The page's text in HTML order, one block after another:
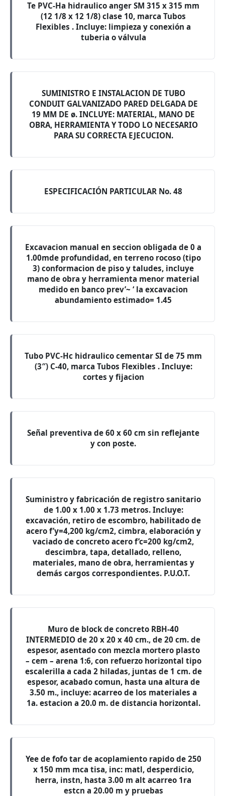
Te PVC-Ha hidraulico anger SM 315 x 315 mm
(12 1/8 x 12 1/8) clase 10, marca Tubos
Flexibles . Incluye: limpieza y conexión a
tuberia o válvula
SUMINISTRO E INSTALACION DE TUBO
CONDUIT GALVANIZADO PARED DELGADA DE
19 MM DE ø. INCLUYE: MATERIAL, MANO DE
OBRA, HERRAMIENTA Y TODO LO NECESARIO
PARA SU CORRECTA EJECUCION.
ESPECIFICACIÓN PARTICULAR No. 48
Excavacion manual en seccion obligada de 0 a
1.00mde profundidad, en terreno rocoso (tipo
3) conformacion de piso y taludes, incluye
mano de obra y herramienta menor material
medido en banco prev’~ ‘ la excavacion
abundamiento estimado= 1.45
Tubo PVC-Hc hidraulico cementar SI de 75 mm
(3″) C-40, marca Tubos Flexibles . Incluye:
cortes y fijacion
Señal preventiva de 60 x 60 cm sin reflejante
y con poste.
Suministro y fabricación de registro sanitario
de 1.00 x 1.00 x 1.73 metros. Incluye:
excavación, retiro de escombro, habilitado de
acero f’y=4,200 kg/cm2, cimbra, elaboración y
vaciado de concreto acero f’c=200 kg/cm2,
descimbra, tapa, detallado, relleno,
materiales, mano de obra, herramientas y
demás cargos correspondientes. P.U.O.T.
Muro de block de concreto RBH-40
INTERMEDIO de 20 x 20 x 40 cm., de 20 cm. de
espesor, asentado con mezcla mortero plasto
– cem – arena 1:6, con refuerzo horizontal tipo
escalerilla a cada 2 hiladas, juntas de 1 cm. de
espesor, acabado comun, hasta una altura de
3.50 m., incluye: acarreo de los materiales a
1a. estacion a 20.0 m. de distancia horizontal.
Yee de fofo tar de acoplamiento rapido de 250
x 150 mm mca tisa, inc: matl, desperdicio,
herra, instn, hasta 3.00 m alt acarreo 1ra
estcn a 20.00 m y pruebas